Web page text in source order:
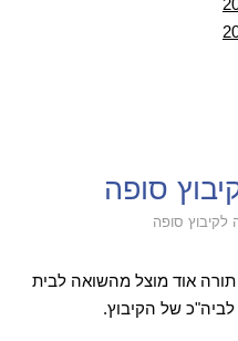
סופה
סופה
2026 תרמנו ספר תורה אוד מוצל מהשואה לבית
של הקיבוץ.